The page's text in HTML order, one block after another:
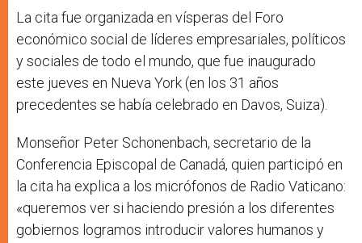
La cita fue organizada en vísperas del Foro
económico social de líderes empresariales, políticos
y sociales de todo el mundo, que fue inaugurado
este jueves en Nueva York (en los 31 años
precedentes se había celebrado en Davos, Suiza).
Monseñor Peter Schonenbach, secretario de la
Conferencia Episcopal de Canadá, quien participó en
la cita ha explica a los micrófonos de Radio Vaticano:
«queremos ver si haciendo presión a los diferentes
gobiernos logramos introducir valores humanos y